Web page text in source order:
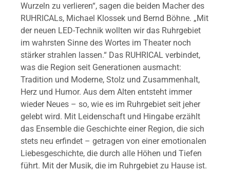
Wurzeln zu verlieren“, sagen die beiden Macher des
RUHRICALs, Michael Klossek und Bernd Böhne. „Mit
der neuen LED-Technik wollten wir das Ruhrgebiet
im wahrsten Sinne des Wortes im Theater noch
stärker strahlen lassen.“ Das RUHRICAL verbindet,
was die Region seit Generationen ausmacht:
Tradition und Moderne, Stolz und Zusammenhalt,
Herz und Humor. Aus dem Alten entsteht immer
wieder Neues – so, wie es im Ruhrgebiet seit jeher
gelebt wird. Mit Leidenschaft und Hingabe erzählt
das Ensemble die Geschichte einer Region, die sich
stets neu erfindet – getragen von einer emotionalen
Liebesgeschichte, die durch alle Höhen und Tiefen
führt. Mit der Musik, die im Ruhrgebiet zu Hause ist.